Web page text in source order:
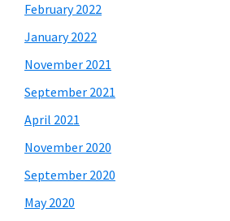
February 2022
January 2022
November 2021
September 2021
April 2021
November 2020
September 2020
May 2020